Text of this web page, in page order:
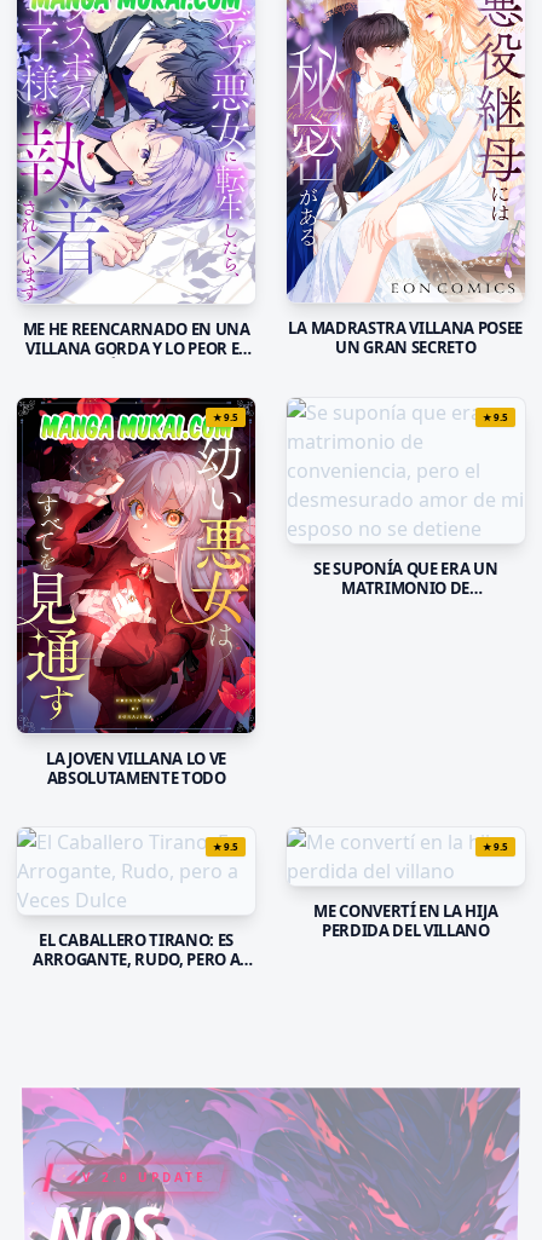
ME HE REENCARNADO EN UNA
VILLANA GORDA Y LO PEOR ES
LA MADRASTRA VILLANA POSEE
UN GRAN SECRETO
★9.5
LA JOVEN VILLANA LO VE
ABSOLUTAMENTE TODO
★9.5
SE SUPONÍA QUE ERA UN
MATRIMONIO DE
★9.5
EL CABALLERO TIRANO: ES
ARROGANTE, RUDO, PERO A
★9.5
ME CONVERTÍ EN LA HIJA
PERDIDA DEL VILLANO
V 2.0 UPDATE
COIN RUSH
ELITE PASS